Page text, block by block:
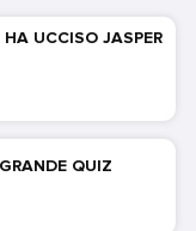
HA UCCISO JASPER
QUIZ